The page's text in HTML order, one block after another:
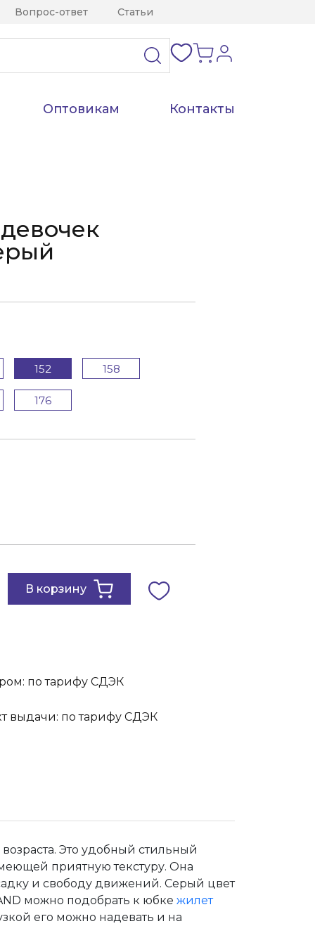
Вопрос-ответ Статьи
Оптовикам Контакты
152 158
176
по тарифу СДЭК
выдачи: по тарифу СДЭК
Это удобный стильный
приятную текстуру. Она
и свободу движений. Серый цвет
можно подобрать к юбке жилет
его можно надевать и на